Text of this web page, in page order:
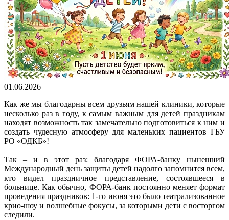
01.06.2026
Как же мы благодарны всем друзьям нашей клиники, которые
несколько раз в году, к самым важным для детей праздникам
находят возможность так замечательно подготовиться к ним и
создать чудесную атмосферу для маленьких пациентов ГБУ
РО «ОДКБ»!
Так – и в этот раз: благодаря ФОРА-банку нынешний
Международный день защиты детей надолго запомнится всем,
кто видел праздничное представление, состоявшееся в
больнице. Как обычно, ФОРА-банк постоянно меняет формат
проведения праздников: 1-го июня это было театрализованное
крио-шоу и волшебные фокусы, за которыми дети с восторгом
следили.